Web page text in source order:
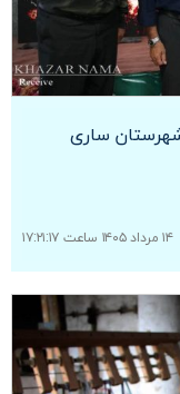
ساری
۱۴ مرداد ۱۴۰۵ ساعت ۱۷:۲۱:۱۷